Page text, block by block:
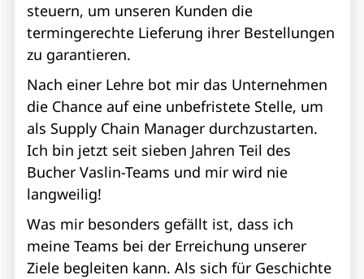
steuern, um unseren Kunden die
termingerechte Lieferung ihrer Bestellungen
zu garantieren.
Nach einer Lehre bot mir das Unternehmen
die Chance auf eine unbefristete Stelle, um
als Supply Chain Manager durchzustarten.
Ich bin jetzt seit sieben Jahren Teil des
Bucher Vaslin-Teams und mir wird nie
langweilig!
Was mir besonders gefällt ist, dass ich
meine Teams bei der Erreichung unserer
Ziele begleiten kann. Als sich für Geschichte